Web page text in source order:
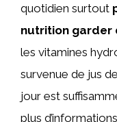
quotidien surtout
nutrition garder
les vitamines
survenue de jus
jour est
plus